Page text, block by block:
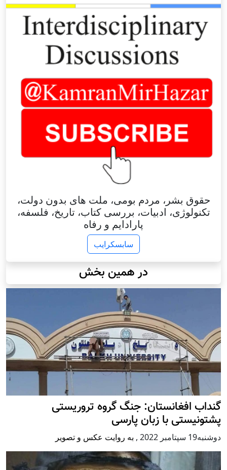
حقوق بشر، مردم بومی، ملت های بدون دولت،
تکنولوژی، ادبیات، بررسی کتاب، تاریخ، فلسفه،
پارادایم و رفاه
سابسکرایب
در همین بخش
گنداب افغانستان: جنگ گروه تروریستی
پشتونیستی با زبان پارسی
دوشنبه19 سپتامبر 2022 , به روایت عکس و تصویر